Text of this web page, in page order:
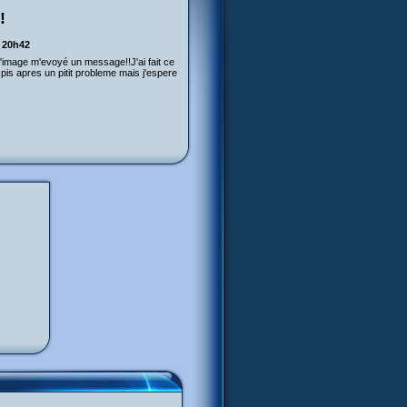
20h42
m'evoyé un message!!J'ai fait ce
apres un pitit probleme mais j'espere